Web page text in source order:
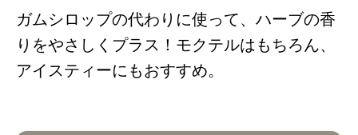
ガムシロップの代わりに使って、ハーブの香
りをやさしくプラス！モクテルはもちろん、
アイスティーにもおすすめ。